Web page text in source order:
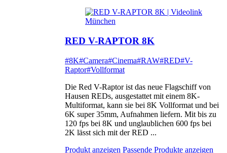
RED V-RAPTOR 8K
#8K#Camera#Cinema#RAW#RED#V-
Raptor#Vollformat
Die Red V-Raptor ist das neue Flagschiff von
Hausen REDs, ausgestattet mit einem 8K-
Multiformat, kann sie bei 8K Vollformat und bei
6K super 35mm, Aufnahmen liefern. Mit bis zu
120 fps bei 8K und unglaublichen 600 fps bei
2K lässt sich mit der RED ...
Produkt anzeigen Passende Produkte anzeigen